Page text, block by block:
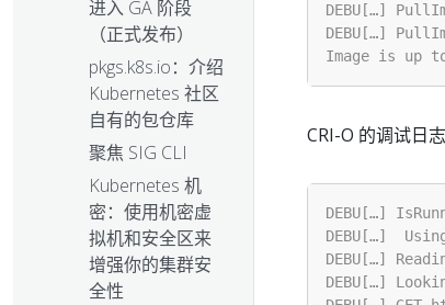
进入 GA 阶段
（正式发布）
pkgs.k8s.io：介绍
Kubernetes 社区
自有的包仓库
聚焦 SIG CLI
Kubernetes 机
密：使用机密虚
拟机和安全区来
增强你的集群安
全性
CRI-O 的调试日